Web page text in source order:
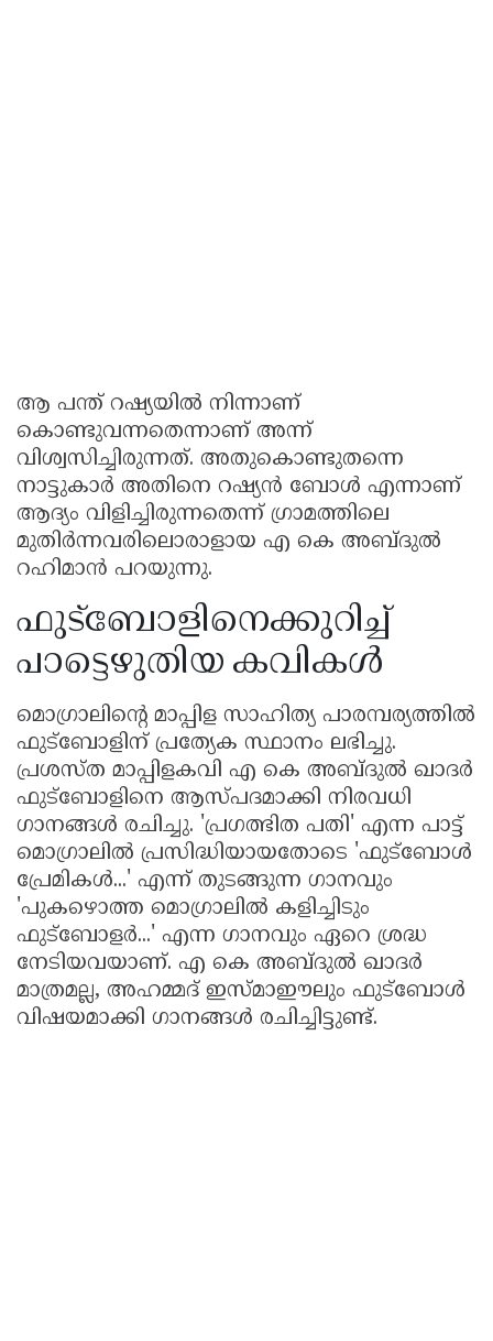
ആ പന്ത് റഷ്യയിൽ നിന്നാണ്
കൊണ്ടുവന്നതെന്നാണ് അന്ന്
വിശ്വസിച്ചിരുന്നത്. അതുകൊണ്ടുതന്നെ
നാട്ടുകാർ അതിനെ റഷ്യൻ ബോൾ എന്നാണ്
ആദ്യം വിളിച്ചിരുന്നതെന്ന് ഗ്രാമത്തിലെ
മുതിർന്നവരിലൊരാളായ എ കെ അബ്ദുൽ
റഹിമാൻ പറയുന്നു.
ഫുട്ബോളിനെക്കുറിച്ച്
പാട്ടെഴുതിയ കവികൾ
മൊഗ്രാലിൻ്റെ മാപ്പിള സാഹിത്യ പാരമ്പര്യത്തിൽ
ഫുട്ബോളിന് പ്രത്യേക സ്ഥാനം ലഭിച്ചു.
പ്രശസ്ത മാപ്പിളകവി എ കെ അബ്ദുൽ ഖാദർ
ഫുട്ബോളിനെ ആസ്പദമാക്കി നിരവധി
ഗാനങ്ങൾ രചിച്ചു. 'പ്രഗത്ഭിത പതി' എന്ന പാട്ട്
മൊഗ്രാലിൽ പ്രസിദ്ധിയായതോടെ 'ഫുട്ബോൾ
പ്രേമികൾ...' എന്ന് തുടങ്ങുന്ന ഗാനവും
'പുകഴൊത്ത മൊഗ്രാലിൽ കളിച്ചിടും
ഫുട്ബോളർ...' എന്ന ഗാനവും ഏറെ ശ്രദ്ധ
നേടിയവയാണ്. എ കെ അബ്ദുൽ ഖാദർ
മാത്രമല്ല, അഹമ്മദ് ഇസ്മാഈലും ഫുട്ബോൾ
വിഷയമാക്കി ഗാനങ്ങൾ രചിച്ചിട്ടുണ്ട്.